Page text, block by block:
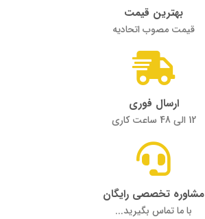
بهترین قیمت
قیمت مصوب اتحادیه
ارسال فوری
12 الی 48 ساعت کاری
مشاوره تخصصی رایگان
با ما تماس بگیرید...